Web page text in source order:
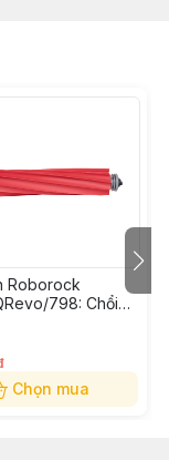
Roborock
798: Chổi
Chọn mua